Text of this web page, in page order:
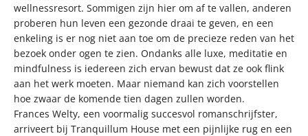
wellnessresort. Sommigen zijn hier om af te vallen, anderen
proberen hun leven een gezonde draai te geven, en een
enkeling is er nog niet aan toe om de precieze reden van het
bezoek onder ogen te zien. Ondanks alle luxe, meditatie en
mindfulness is iedereen zich ervan bewust dat ze ook flink
aan het werk moeten. Maar niemand kan zich voorstellen
hoe zwaar de komende tien dagen zullen worden.
Frances Welty, een voormalig succesvol romanschrijfster,
arriveert bij Tranquillum House met een pijnlijke rug en een